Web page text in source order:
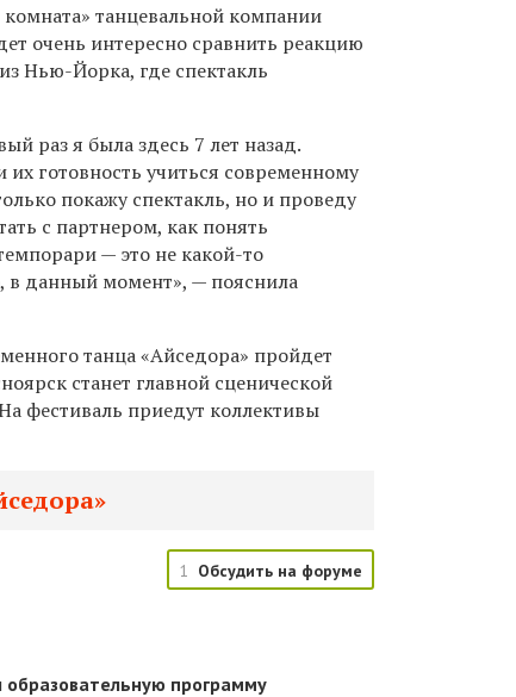
комната» танцевальной компании
очень интересно сравнить реакцию
Нью-Йорка, где спектакль
раз я была здесь 7 лет назад.
готовность учиться современному
покажу спектакль, но и проведу
с партнером, как понять
— это не какой-то
в данный момент», — пояснила
танца «Айседора» пройдет
станет главной сценической
фестиваль приедут коллективы
1 Обсудить на форуме
образовательную программу